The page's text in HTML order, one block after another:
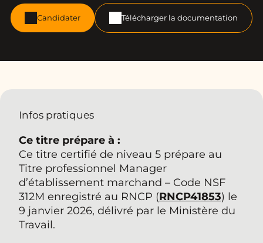
Candidater Télécharger la documentation
Infos pratiques
Ce titre prépare à :
Ce titre certifié de niveau 5 prépare au
Titre professionnel Manager
d’établissement marchand – Code NSF
312M enregistré au RNCP (RNCP41853) le
9 janvier 2026, délivré par le Ministère du
Travail.